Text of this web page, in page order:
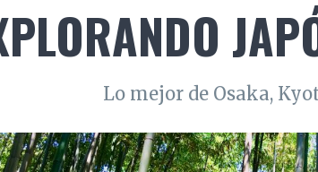
Lo mejor de Osaka,